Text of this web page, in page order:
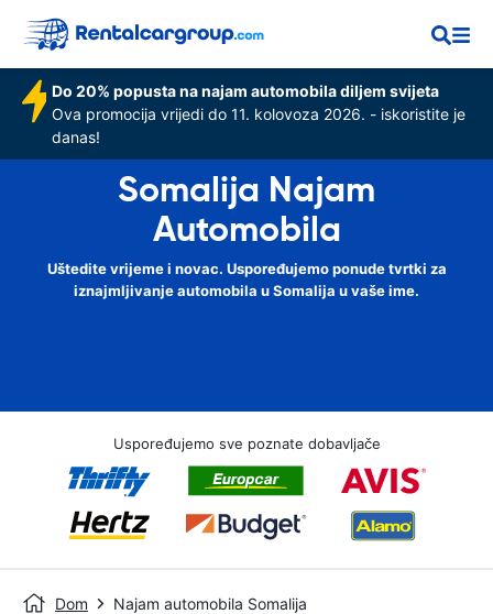
Do 20% popusta na najam automobila diljem svijeta
Ova promocija vrijedi do 11. kolovoza 2026. - iskoristite je
danas!
Somalija Najam
Automobila
Uštedite vrijeme i novac. Uspoređujemo ponude tvrtki za
iznajmljivanje automobila u Somalija u vaše ime.
Uspoređujemo sve poznate dobavljače
Dom Najam automobila Somalija